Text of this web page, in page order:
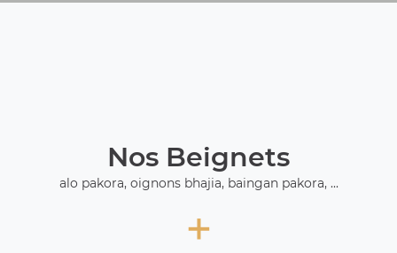
Nos Beignets
alo pakora, oignons bhajia, baingan pakora, ...
+